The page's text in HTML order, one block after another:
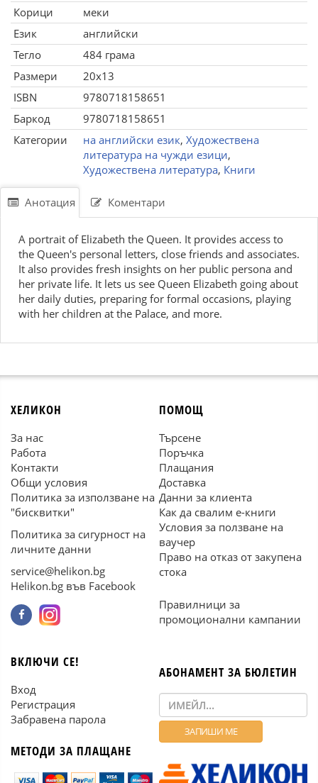
Корици
меки
Език
английски
Тегло
484 грама
Размери
20x13
ISBN
9780718158651
Баркод
9780718158651
Категории
на английски език, Художествена
литература на чужди езици,
Художествена литература, Книги
Анотация Коментари
A portrait of Elizabeth the Queen. It provides access to
the Queen's personal letters, close friends and associates.
It also provides fresh insights on her public persona and
her private life. It lets us see Queen Elizabeth going about
her daily duties, preparing for formal occasions, playing
with her children at the Palace, and more.
ХЕЛИКОН
За нас
Работа
Контакти
Общи условия
Политика за използване на
"бисквитки"
Политика за сигурност на
личните данни
service@helikon.bg
Helikon.bg във Facebook
ПОМОЩ
Търсене
Поръчка
Плащания
Доставка
Данни за клиента
Как да свалим е-книги
Условия за ползване на
ваучер
Право на отказ от закупена
стока
Правилници за
промоционални кампании
ВКЛЮЧИ СЕ!
Вход
Регистрация
Забравена парола
МЕТОДИ ЗА ПЛАЩАНЕ
АБОНАМЕНТ ЗА БЮЛЕТИН